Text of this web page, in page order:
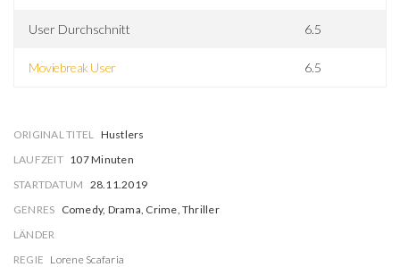
User Durchschnitt 6.5
Moviebreak User 6.5
ORIGINAL TITEL
Hustlers
LAUFZEIT 107 Minuten
STARTDATUM 28.11.2019
GENRES Comedy, Drama, Crime, Thriller
LÄNDER
REGIE Lorene Scafaria